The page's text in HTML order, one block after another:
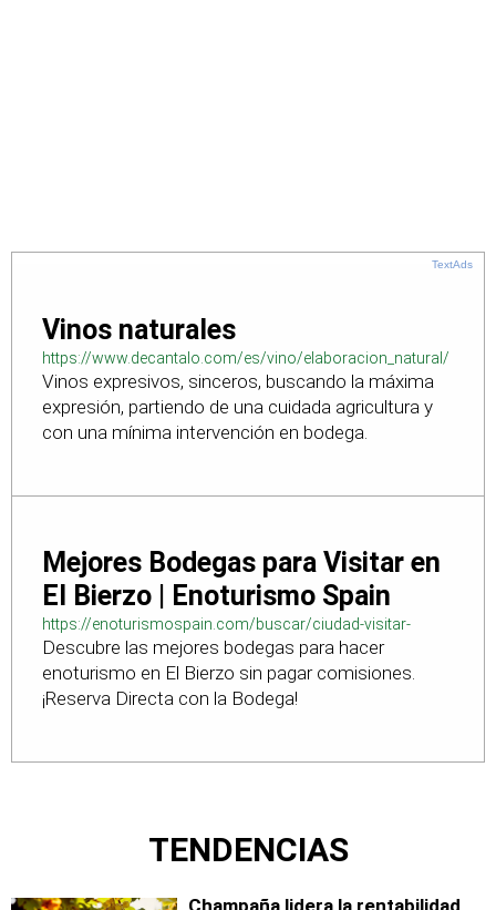
TextAds
Vinos naturales
https://www.decantalo.com/es/vino/elaboracion_natural/
Vinos expresivos, sinceros, buscando la máxima
expresión, partiendo de una cuidada agricultura y
con una mínima intervención en bodega.
Mejores Bodegas para Visitar en
El Bierzo | Enoturismo Spain
https://enoturismospain.com/buscar/ciudad-visitar-
bodegas-en-leon
Descubre las mejores bodegas para hacer
enoturismo en El Bierzo sin pagar comisiones.
¡Reserva Directa con la Bodega!
TENDENCIAS